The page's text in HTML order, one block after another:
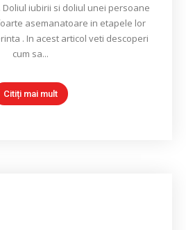
iubirii si doliul unei persoane
asemanatoare in etapele lor
. In acest articol veti descoperi
cum sa...
Citiți mai mult